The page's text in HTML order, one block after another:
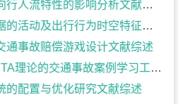
人流特性的影响分析文献综述
及出行行为时空特征分析文献综述
通事故赔偿游戏设计文献综述
交通事故案例学习工具箱开发文献综述
的配置与优化研究文献综述